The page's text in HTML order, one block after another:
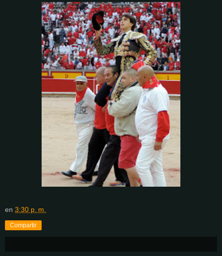
en 3:30 p. m.
Compartir